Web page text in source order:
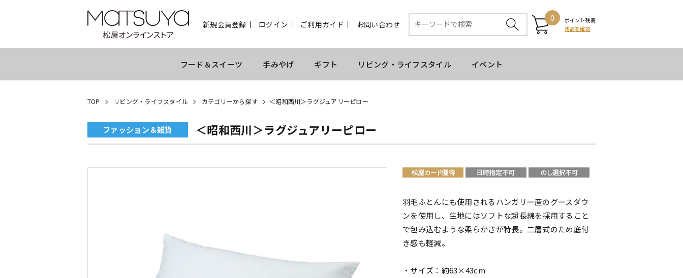
新規会員登録 ログイン ご利用ガイド お問い合わせ
0
ポイント残高
残高を確認
フード＆スイーツ 手みやげ ギフト リビング・ライフスタイル イベント
TOP リビング・ライフスタイル カテゴリーから探す ＜昭和西川＞ラグジュアリーピロー
ファッション＆雑貨 ＜昭和西川＞ラグジュアリーピロー
羽毛ふとんにも使用されるハンガリー産のグースダウ
ンを使用し、生地にはソフトな超長綿を採用すること
で包み込むような柔らかさが特長。二層式のため底付
き感も軽減。
・サイズ：約63×43cm